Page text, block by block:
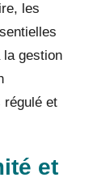
les
gestion
régulé et
et